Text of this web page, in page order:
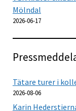
Mölndal
2026-06-17
Tätare turer i
2026-08-06
Karin